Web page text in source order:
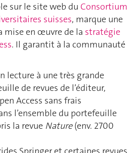
sur le site web du Consortium
suisses, marque une
mise en œuvre de la stratégie
. Il garantit à la communauté
lecture à une très grande
de revues de l’éditeur,
Access sans frais
l’ensemble du portefeuille
la revue Nature(env. 2700